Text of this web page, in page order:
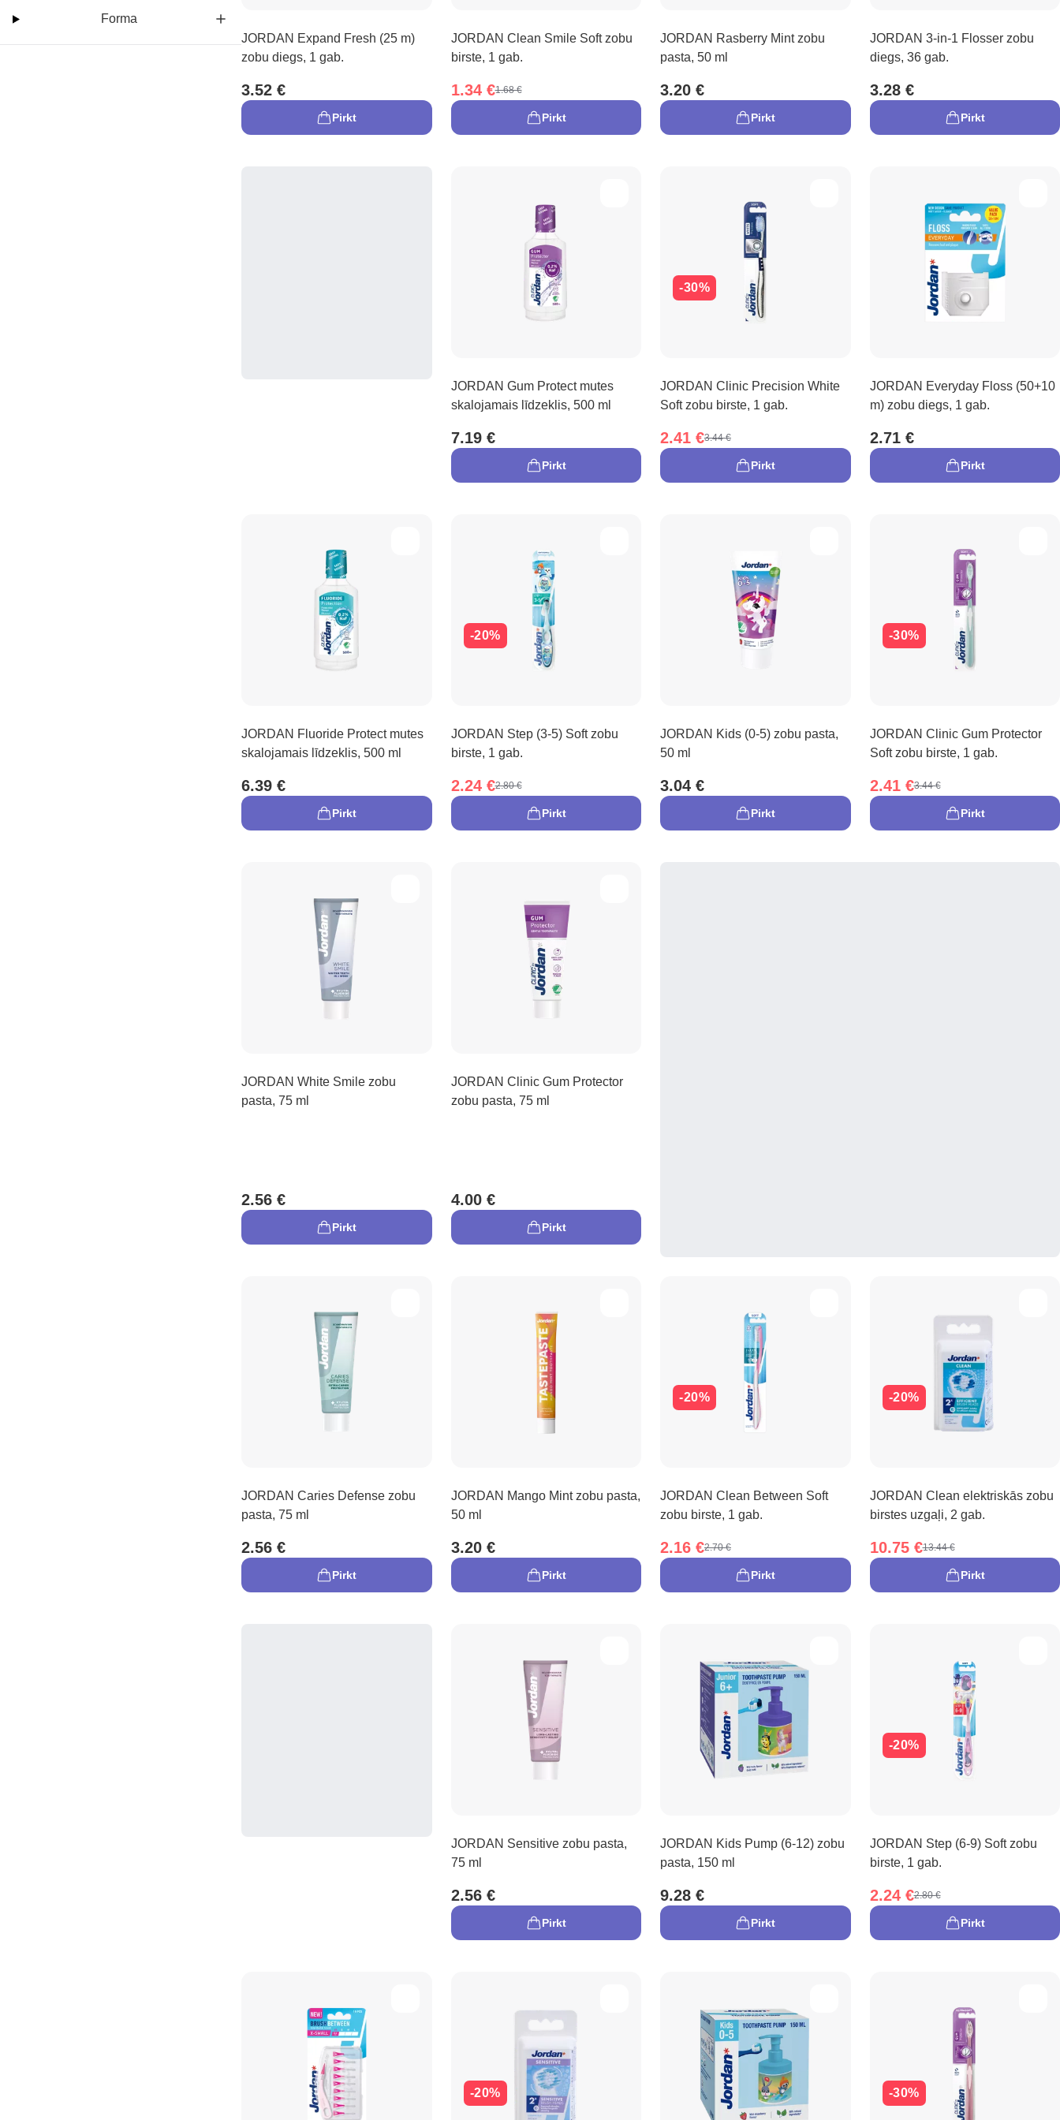
Forma
JORDAN Expand Fresh (25 m)
zobu diegs, 1 gab.
3.52 €
Pirkt
JORDAN Clean Smile Soft zobu
birste, 1 gab.
1.34 €1.68 €
Pirkt
JORDAN Rasberry Mint zobu
pasta, 50 ml
3.20 €
Pirkt
JORDAN 3-in-1 Flosser zobu
diegs, 36 gab.
3.28 €
Pirkt
JORDAN Gum Protect mutes
skalojamais līdzeklis, 500 ml
7.19 €
Pirkt
-30%
JORDAN Clinic Precision White
Soft zobu birste, 1 gab.
2.41 €3.44 €
Pirkt
JORDAN Everyday Floss (50+10
m) zobu diegs, 1 gab.
2.71 €
Pirkt
JORDAN Fluoride Protect mutes
skalojamais līdzeklis, 500 ml
6.39 €
Pirkt
-20%
JORDAN Step (3-5) Soft zobu
birste, 1 gab.
2.24 €2.80 €
Pirkt
JORDAN Kids (0-5) zobu pasta,
50 ml
3.04 €
Pirkt
-30%
JORDAN Clinic Gum Protector
Soft zobu birste, 1 gab.
2.41 €3.44 €
Pirkt
JORDAN White Smile zobu
pasta, 75 ml
2.56 €
Pirkt
JORDAN Clinic Gum Protector
zobu pasta, 75 ml
4.00 €
Pirkt
JORDAN Caries Defense zobu
pasta, 75 ml
2.56 €
Pirkt
JORDAN Mango Mint zobu pasta,
50 ml
3.20 €
Pirkt
-20%
JORDAN Clean Between Soft
zobu birste, 1 gab.
2.16 €2.70 €
Pirkt
-20%
JORDAN Clean elektriskās zobu
birstes uzgaļi, 2 gab.
10.75 €13.44 €
Pirkt
JORDAN Sensitive zobu pasta,
75 ml
2.56 €
Pirkt
JORDAN Kids Pump (6-12) zobu
pasta, 150 ml
9.28 €
Pirkt
-20%
JORDAN Step (6-9) Soft zobu
birste, 1 gab.
2.24 €2.80 €
Pirkt
-20% -30%